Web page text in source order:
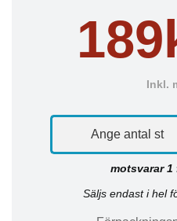
Inkl.
Ange antal st
motsvarar
Säljs endast i hel